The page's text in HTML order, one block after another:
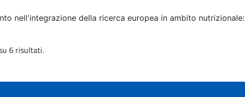
nell'integrazione della ricerca europea in ambito nutrizionale:
6 risultati.